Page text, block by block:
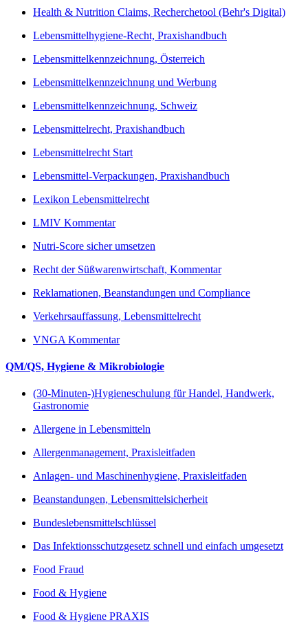
Health & Nutrition Claims, Recherchetool (Behr's Digital)
Lebensmittelhygiene-Recht, Praxishandbuch
Lebensmittelkennzeichnung, Österreich
Lebensmittelkennzeichnung und Werbung
Lebensmittelkennzeichnung, Schweiz
Lebensmittelrecht, Praxishandbuch
Lebensmittelrecht Start
Lebensmittel-Verpackungen, Praxishandbuch
Lexikon Lebensmittelrecht
LMIV Kommentar
Nutri-Score sicher umsetzen
Recht der Süßwarenwirtschaft, Kommentar
Reklamationen, Beanstandungen und Compliance
Verkehrsauffassung, Lebensmittelrecht
VNGA Kommentar
QM/QS, Hygiene & Mikrobiologie
(30-Minuten-)Hygieneschulung für Handel, Handwerk,
Gastronomie
Allergene in Lebensmitteln
Allergenmanagement, Praxisleitfaden
Anlagen- und Maschinenhygiene, Praxisleitfaden
Beanstandungen, Lebensmittelsicherheit
Bundeslebensmittelschlüssel
Das Infektionsschutzgesetz schnell und einfach umgesetzt
Food Fraud
Food & Hygiene
Food & Hygiene PRAXIS